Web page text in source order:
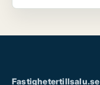
Fastighetertillsalu.se